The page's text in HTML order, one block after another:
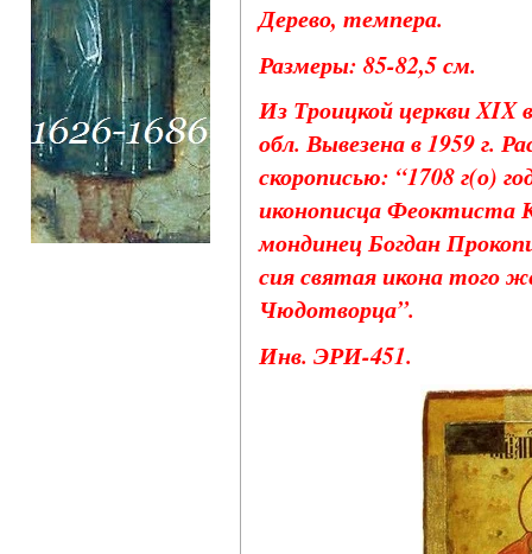
Дерево, темпера.
Размеры: 85-82,5 см.
Из Троицкой церкви XIX
обл. Вывезена в 1959 г.
скорописью: “1708 г(о)
иконописца Феоктиста
мондинец Богдан
сия святая икона того
Чюдотворца”.
Инв. ЭРИ-451.